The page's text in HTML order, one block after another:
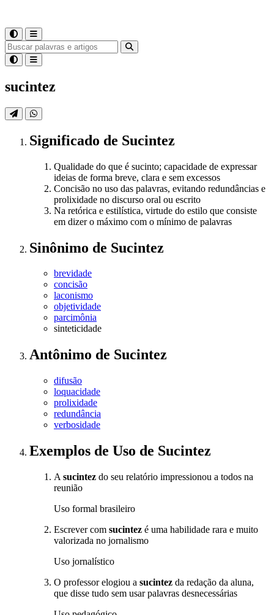
sucintez
Significado de Sucintez
Qualidade do que é sucinto; capacidade de expressar
ideias de forma breve, clara e sem excessos
Concisão no uso das palavras, evitando redundâncias e
prolixidade no discurso oral ou escrito
Na retórica e estilística, virtude do estilo que consiste
em dizer o máximo com o mínimo de palavras
Sinônimo de Sucintez
brevidade
concisão
laconismo
objetividade
parcimônia
sinteticidade
Antônimo de Sucintez
difusão
loquacidade
prolixidade
redundância
verbosidade
Exemplos de Uso de Sucintez
A sucintez do seu relatório impressionou a todos na
reunião
Uso formal brasileiro
Escrever com sucintez é uma habilidade rara e muito
valorizada no jornalismo
Uso jornalístico
O professor elogiou a sucintez da redação da aluna,
que disse tudo sem usar palavras desnecessárias